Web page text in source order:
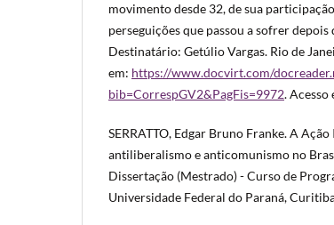
movimento desde 32, de sua
perseguições que passou a sofrer
Destinatário: Getúlio Vargas. Rio de
em: https://www.docvirt.com/
bib=CorrespGV2&PagFis=9972. Acesso
SERRATTO, Edgar Bruno Franke. A
antiliberalismo e anticomunismo no
Dissertação (Mestrado) - Curso de
Universidade Federal do Paraná,